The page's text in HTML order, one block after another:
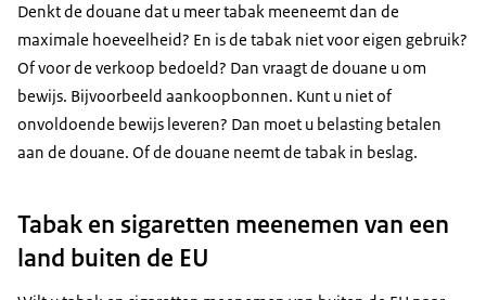
Denkt de douane dat u meer tabak meeneemt dan de
maximale hoeveelheid? En is de tabak niet voor eigen gebruik?
Of voor de verkoop bedoeld? Dan vraagt de douane u om
bewijs. Bijvoorbeeld aankoopbonnen. Kunt u niet of
onvoldoende bewijs leveren? Dan moet u belasting betalen
aan de douane. Of de douane neemt de tabak in beslag.
Tabak en sigaretten meenemen van een
land buiten de EU